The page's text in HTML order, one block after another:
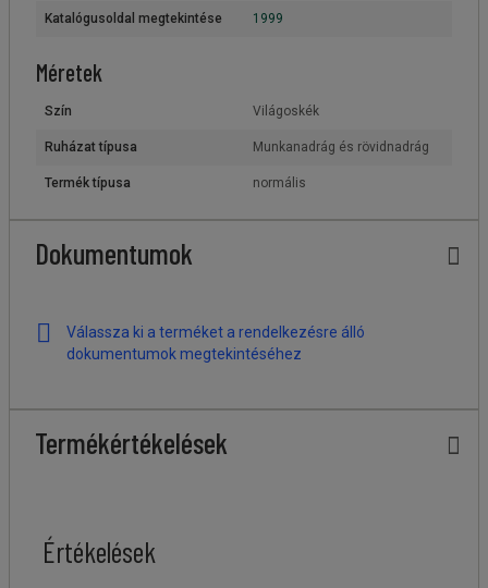
Katalógusoldal megtekintése 1999
Méretek
Szín Világoskék
Ruházat típusa Munkanadrág és rövidnadrág
Termék típusa normális
Dokumentumok
Válassza ki a terméket a rendelkezésre álló
dokumentumok megtekintéséhez
Termékértékelések